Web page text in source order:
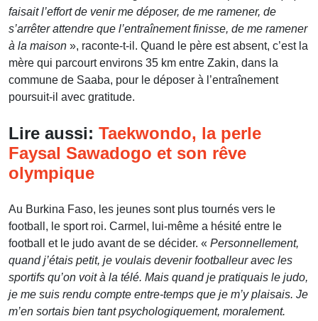
faisait l’effort de venir me déposer, de me ramener, de
s’arrêter attendre que l’entraînement finisse, de me ramener
à la maison », raconte-t-il. Quand le père est absent, c’est la
mère qui parcourt environs 35 km entre Zakin, dans la
commune de Saaba, pour le déposer à l’entraînement
poursuit-il avec gratitude.
Lire aussi: Taekwondo, la perle
Faysal Sawadogo et son rêve
olympique
Au Burkina Faso, les jeunes sont plus tournés vers le
football, le sport roi. Carmel, lui-même a hésité entre le
football et le judo avant de se décider. « Personnellement,
quand j’étais petit, je voulais devenir footballeur avec les
sportifs qu’on voit à la télé. Mais quand je pratiquais le judo,
je me suis rendu compte entre-temps que je m’y plaisais. Je
m’en sortais bien tant psychologiquement, moralement.